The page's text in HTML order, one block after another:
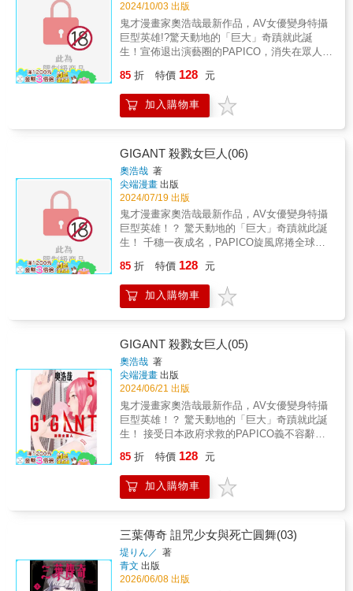
2024/10/03 出版
鬼才漫畫家奧浩哉最新作品，AV女優變身特攝
巨型英雄!?驚天動地的「巨大」奇蹟就此誕
生！宣佈退出演藝圈的PAPICO，消失在眾人眼
電影，彷彿先前的風波不存在。另一方面，未
來人找到PAPICO的住處，終於與她碰面了。從
未來人身上學到新技能的PAPICO，當撒旦再次
85 折 特價 128 元
加入購物車
GIGANT 殺戮女巨人(06)
奧浩哉 著
尖端漫畫 出版
2024/07/19 出版
鬼才漫畫家奧浩哉最新作品，AV女優變身特攝
巨型英雄！？ 驚天動地的「巨大」奇蹟就此誕
生！ 千穗一夜成名，PAPICO旋風席捲全球。
電影。 但千穗腦裡只想著心愛的阿零，不惜威
脅經紀人請假， 也要跟零一起到石垣島渡過超
甜膩的假期。 然而，千穗與高中生交往的祕密
惡意!? &
85 折 特價 128 元
加入購物車
GIGANT 殺戮女巨人(05)
奧浩哉 著
尖端漫畫 出版
2024/06/21 出版
鬼才漫畫家奧浩哉最新作品，AV女優變身特攝
巨型英雄！？ 驚天動地的「巨大」奇蹟就此誕
生！ 接受日本政府求救的PAPICO義不容辭前
本，甚至全世界的目光，最後再度成為拯救東
京的英雄。 不同於上次被全世界誤會成亂源，
這次PAPICO成為了全球知名的風雲人物， 不
獲得巨大名聲，但身為普通男生的零，卻產生
前所未有的不安全感&hellip;？ &
85 折 特價 128 元
加入購物車
三葉傳奇 詛咒少女與死亡圓舞(03)
堤りん／ 著
青文 出版
2026/06/08 出版